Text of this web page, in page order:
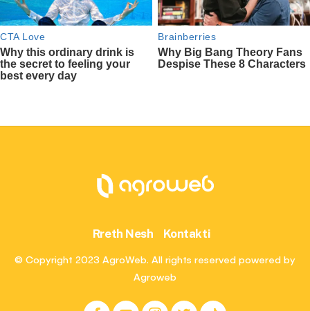
Rreth Nesh Kontakti
© Copyright 2023 AgroWeb. All rights reserved powered by
Agroweb